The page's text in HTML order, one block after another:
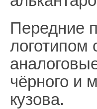
Передние
логотипом
чёрного и
кузова.